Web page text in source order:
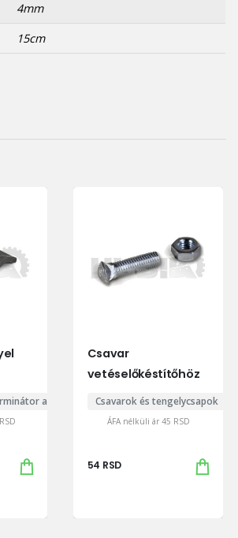
4mm
15cm
alkatrészek
RSD
Csavar
vetéselőkéstítőhöz
Csavarok és tengelycsapok
ÁFA nélküli ár 45 RSD
54 RSD